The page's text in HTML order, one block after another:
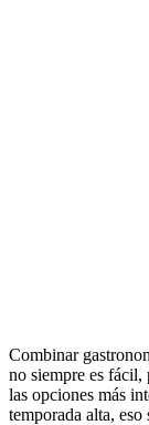
Combinar
no siempre es fácil,
las opciones más
temporada alta,